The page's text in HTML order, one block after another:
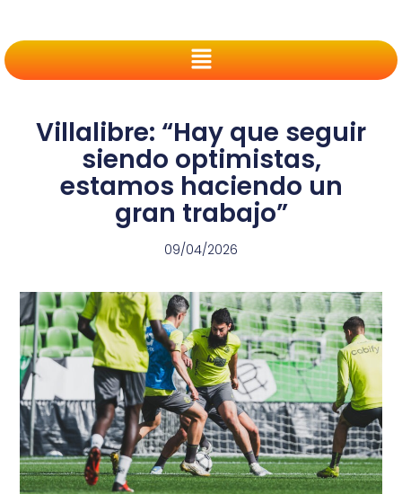
Villalibre: “Hay que seguir
siendo optimistas,
estamos haciendo un
gran trabajo”
09/04/2026